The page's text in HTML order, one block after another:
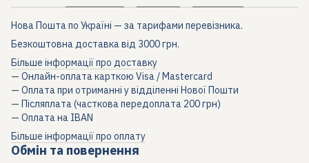
Нова Пошта по Україні — за тарифами перевізника.
Безкоштовна доставка від 3000 грн.
Більше інформації про доставку
— Онлайн-оплата карткою Visa / Mastercard
— Оплата при отриманні у відділенні Нової Пошти
— Післяплата (часткова передоплата 200 грн)
— Оплата на IBAN
Більше інформації про оплату
Обмін та повернення